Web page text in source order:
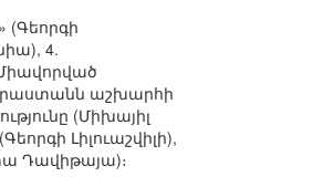
(Գեորգի
4.
Վրաստանն աշխարհի
(Միխայիլ
Լիլուաշվիլի),
Դավիթայա)։